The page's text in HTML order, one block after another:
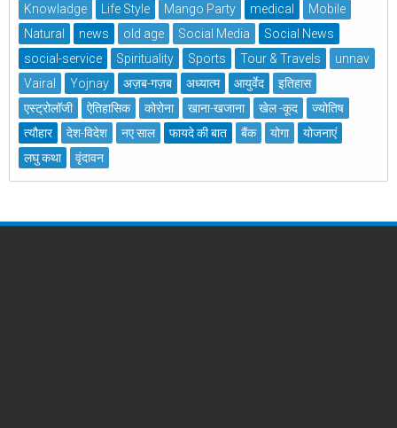
Knowladge
Life Style Mango Party medical
Mobile
Natural
news old age Social Media
Social News
social-service
Spirituality Sports Tour & Travels
unnav
Vairal
Yojnay अज़ब-गज़ब अध्यात्म आयुर्वेद
इतिहास
एस्ट्रोलॉजी
ऐतिहासिक कोरोना खाना-खजाना खेल -कूद
ज्योतिष
त्यौहार
देश-विदेश नए साल फायदे की बात बैंक योगा
योजनाएं
लघु कथा
वृंदावन